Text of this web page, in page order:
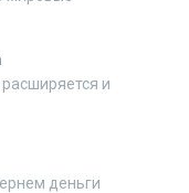
и
деньги